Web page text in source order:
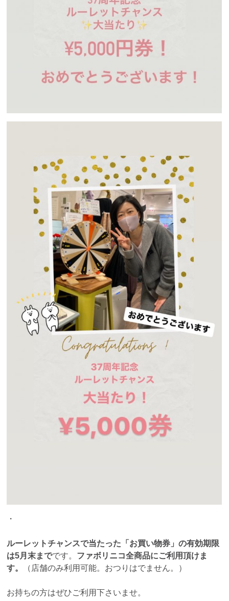
・
ルーレットチャンスで当たった「お買い物券」の有効期限
は5月末までです。 ファボリニコ全商品にご利用頂けま
す。
（店舗のみ利用可能。おつりはでません。）
お持ちの方はぜひご利用下さいませ。